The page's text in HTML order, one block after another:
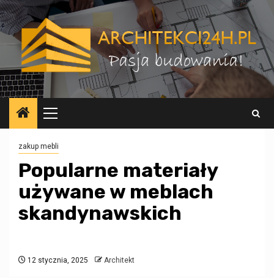
Przejdź
do
treści
Menu
główne
zakup mebli
Popularne materiały
używane w meblach
skandynawskich
12 stycznia, 2025 Architekt